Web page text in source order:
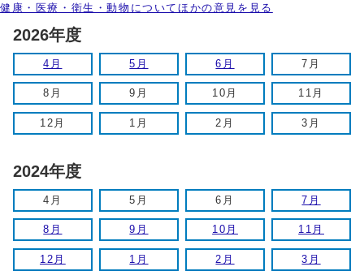
健康・医療・衛生・動物についてほかの意見を見る
2026年度
4月 5月 6月 7月
8月 9月 10月 11月
12月 1月 2月 3月
2024年度
4月 5月 6月 7月
8月 9月 10月 11月
12月 1月 2月 3月